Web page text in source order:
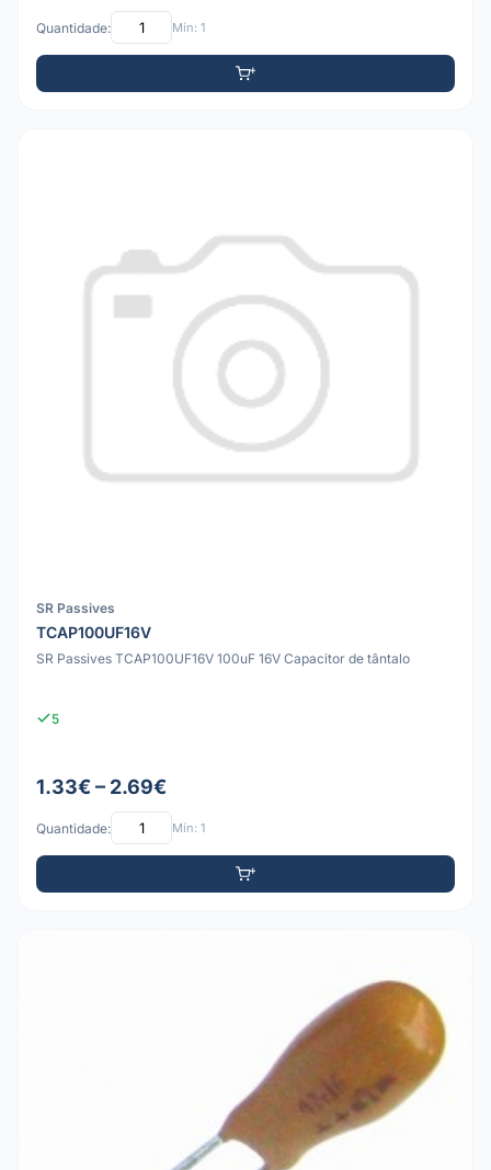
Quantidade: Mín: 1
SR Passives
TCAP100UF16V
SR Passives TCAP100UF16V 100uF 16V Capacitor de tântalo
5
1.33€ – 2.69€
Quantidade: Mín: 1